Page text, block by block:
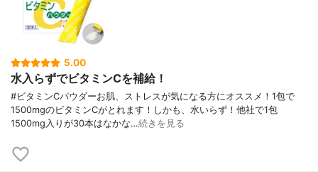
5.00
水入らずでビタミンCを補給！
#ビタミンCパウダーお肌、ストレスが気になる方にオススメ！1包で
1500mgのビタミンCがとれます！しかも、水いらず！他社で1包
1500mg入りが30本はなかな…続きを見る